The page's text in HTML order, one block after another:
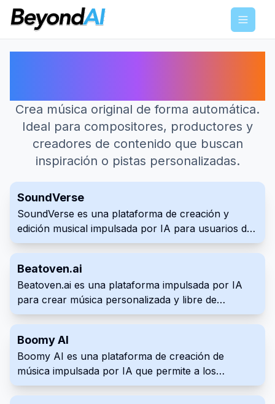
Menu
Crea música original de forma automática.
Ideal para compositores, productores y
creadores de contenido que buscan
inspiración o pistas personalizadas.
SoundVerse
SoundVerse es una plataforma de creación y
edición musical impulsada por IA para usuarios de
todos los niveles de habilidad. Ofrece herramientas
con las letras y editar pistas de audio. La
plataforma tiene como objetivo simplificar el
proceso de convertir ideas musicales en realidad.
Beatoven.ai
Beatoven.ai es una plataforma impulsada por IA
para crear música personalizada y libre de
derechos. Diseñada para creadores de contenido,
ánimo para adaptarse perfectamente a cualquier
proyecto. Agiliza tu flujo de trabajo con bandas
sonoras de alta calidad, generadas sin esfuerzo
por la IA.
Boomy AI
Boomy AI es una plataforma de creación de
música impulsada por IA que permite a los
usuarios crear y compartir canciones originales en